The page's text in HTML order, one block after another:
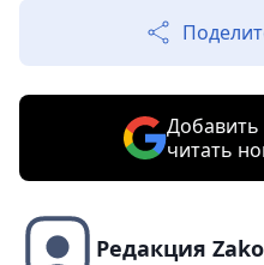
читать
Редакция